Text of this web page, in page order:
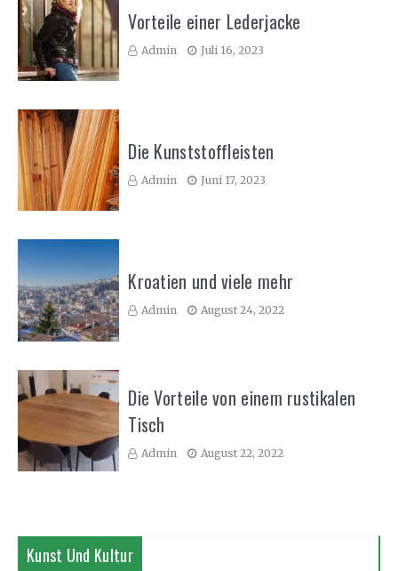
Vorteile einer Lederjacke
Admin Juli 16, 2023
Die Kunststoffleisten
Admin Juni 17, 2023
Kroatien und viele mehr
Admin August 24, 2022
Die Vorteile von einem rustikalen
Tisch
Admin August 22, 2022
Kunst Und Kultur